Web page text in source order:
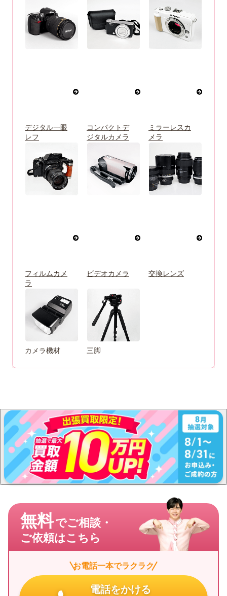
デジタル一眼
レフ
コンパクトデ
ジタルカメラ
ミラーレスカ
メラ
フィルムカメ
ラ
ビデオカメラ 交換レンズ
カメラ機材 三脚
無料でご相談・
ご依頼はこちら
お電話一本でラクラク
電話をかける